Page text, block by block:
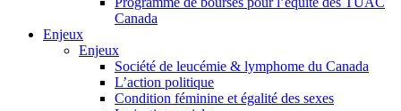
Canada
Enjeux
Enjeux
Société de leucémie & lymphome du Canada
L’action politique
Condition féminine et égalité des sexes